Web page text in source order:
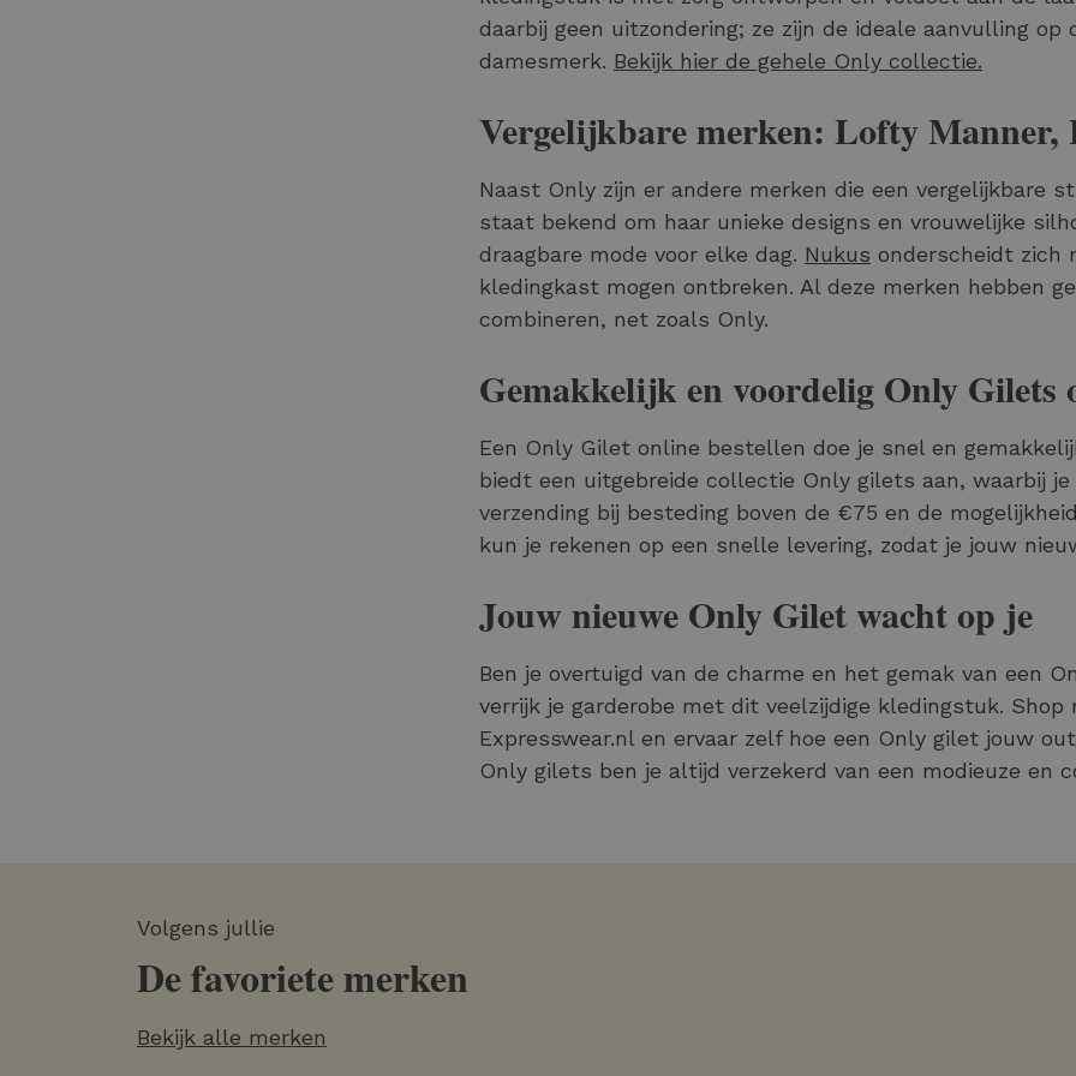
daarbij geen uitzondering; ze zijn de ideale aanvulling
damesmerk. Bekijk hier de gehele Only collectie.
Vergelijkbare merken: Lofty Manner,
Naast Only zijn er andere merken die een vergelijkbare
staat bekend om haar unieke designs en vrouwelijke
draagbare mode voor elke dag. Nukus onderscheidt zich
kledingkast mogen ontbreken. Al deze merken hebben
combineren, net zoals Only.
Gemakkelijk en voordelig Only Gilets
Een Only Gilet online bestellen doe je snel en
biedt een uitgebreide collectie Only gilets aan, waarbij
verzending bij besteding boven de €75 en de
kun je rekenen op een snelle levering, zodat je jouw
Jouw nieuwe Only Gilet wacht op je
Ben je overtuigd van de charme en het gemak van een
verrijk je garderobe met dit veelzijdige kledingstuk.
Expresswear.nl en ervaar zelf hoe een Only gilet jouw
Only gilets ben je altijd verzekerd van een modieuze en
Volgens jullie
De favoriete merken
Bekijk alle merken